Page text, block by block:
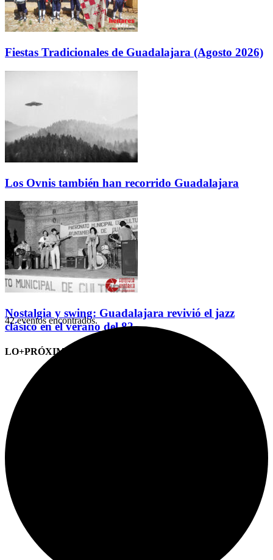
Fiestas Tradicionales de Guadalajara (Agosto 2026)
Los Ovnis también han recorrido Guadalajara
Nostalgia y swing: Guadalajara revivió el jazz
clásico en el verano del 82
LO+PRÓXIMO (CITAS)
42 eventos encontrados.